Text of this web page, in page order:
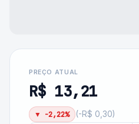
PREÇO ATUAL
R$ 13,21
▼ -2,22% (-R$ 0,30)